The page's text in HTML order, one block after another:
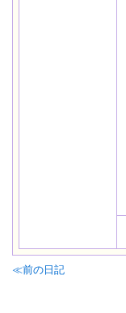
≪前の日記